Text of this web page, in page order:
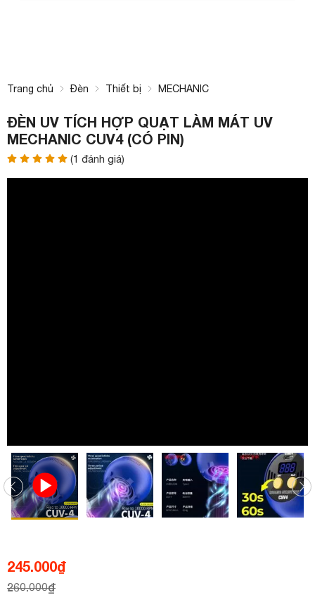
Trang chủ Đèn Thiết bị MECHANIC
ĐÈN UV TÍCH HỢP QUẠT LÀM MÁT UV
MECHANIC CUV4 (CÓ PIN)
(1 đánh giá)
245.000₫
260.000₫